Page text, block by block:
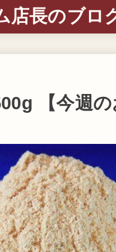
店長のブロ
【今週の